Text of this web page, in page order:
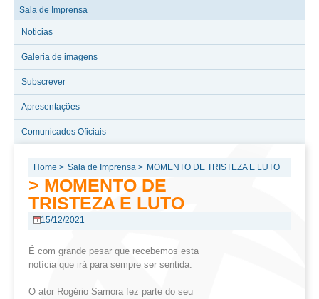
Sala de Imprensa
Noticias
Galeria de imagens
Subscrever
Apresentações
Comunicados Oficiais
Home > Sala de Imprensa > MOMENTO DE TRISTEZA E LUTO
> MOMENTO DE
TRISTEZA E LUTO
15/12/2021
É com grande pesar que recebemos esta
notícia que irá para sempre ser sentida.
O ator Rogério Samora fez parte do seu